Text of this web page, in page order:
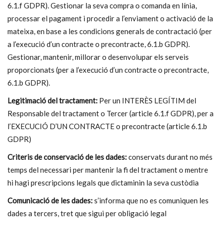
6.1.f GDPR). Gestionar la seva compra o comanda en línia,
processar el pagament i procedir a l’enviament o activació de la
mateixa, en base a les condicions generals de contractació (per
a l’execució d’un contracte o precontracte, 6.1.b GDPR).
Gestionar, mantenir, millorar o desenvolupar els serveis
proporcionats (per a l’execució d’un contracte o precontracte,
6.1.b GDPR).
Legitimació del tractament: Per un INTERÈS LEGÍTIM del
Responsable del tractament o Tercer (article 6.1.f GDPR), per a
l’EXECUCIÓ D’UN CONTRACTE o precontracte (article 6.1.b
GDPR)
Criteris de conservació de les dades:conservats durant no més
temps del necessari per mantenir la fi del tractament o mentre
hi hagi prescripcions legals que dictaminin la seva custòdia
Comunicació de les dades:s’informa que no es comuniquen les
dades a tercers, tret que sigui per obligació legal